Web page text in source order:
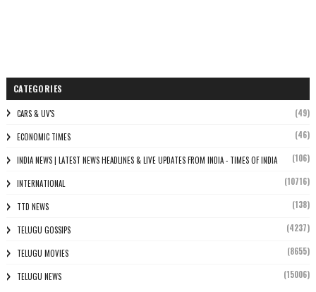
CATEGORIES
CARS & UV'S (49)
ECONOMIC TIMES (46)
INDIA NEWS | LATEST NEWS HEADLINES & LIVE UPDATES FROM INDIA - TIMES OF INDIA (106)
INTERNATIONAL (10716)
TTD NEWS (138)
TELUGU GOSSIPS (4237)
TELUGU MOVIES (8655)
TELUGU NEWS (15006)